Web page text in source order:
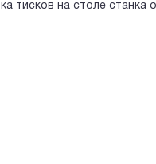
тисков на столе станка